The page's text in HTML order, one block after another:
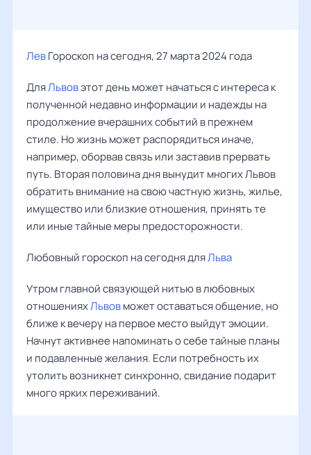
ЛевГороскоп на сегодня, 27 марта 2024 года
ДляЛьвовэтот день может начаться с интереса к
полученной недавно информации и надежды на
продолжение вчерашних событий в прежнем
стиле. Но жизнь может распорядиться иначе,
например, оборвав связь или заставив прервать
путь. Вторая половина дня вынудит многих Львов
обратить внимание на свою частную жизнь, жилье,
имущество или близкие отношения, принять те
или иные тайные меры предосторожности.
Любовный гороскоп на сегодня дляЛьва
Утром главной связующей нитью в любовных
отношенияхЛьвовможет оставаться общение, но
ближе к вечеру на первое место выйдут эмоции.
Начнут активнее напоминать о себе тайные планы
и подавленные желания. Если потребность их
утолить возникнет синхронно, свидание подарит
много ярких переживаний.